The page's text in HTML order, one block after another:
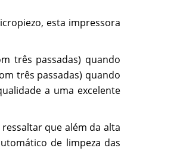
esta impressora
três passadas) quando
três passadas) quando
a uma excelente
que além da alta
de limpeza das